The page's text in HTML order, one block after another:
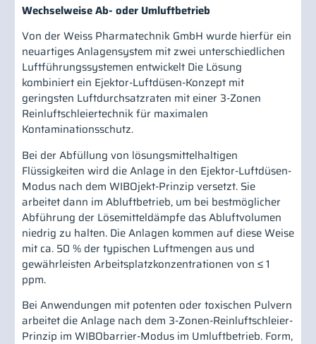
Wechselweise Ab- oder Umluftbetrieb
Von der Weiss Pharmatechnik GmbH wurde hierfür ein
neuartiges Anlagensystem mit zwei unterschiedlichen
Luftführungssystemen entwickelt Die Lösung
kombiniert ein Ejektor-Luftdüsen-Konzept mit
geringsten Luftdurchsatzraten mit einer 3-Zonen
Reinluftschleiertechnik für maximalen
Kontaminationsschutz.
Bei der Abfüllung von lösungsmittelhaltigen
Flüssigkeiten wird die Anlage in den Ejektor-Luftdüsen-
Modus nach dem WIBOjekt-Prinzip versetzt. Sie
arbeitet dann im Abluftbetrieb, um bei bestmöglicher
Abführung der Lösemitteldämpfe das Abluftvolumen
niedrig zu halten. Die Anlagen kommen auf diese Weise
mit ca. 50 % der typischen Luftmengen aus und
gewährleisten Arbeitsplatzkonzentrationen von ≤ 1
ppm.
Bei Anwendungen mit potenten oder toxischen Pulvern
arbeitet die Anlage nach dem 3-Zonen-Reinluftschleier-
Prinzip im WIBObarrier-Modus im Umluftbetrieb. Form,